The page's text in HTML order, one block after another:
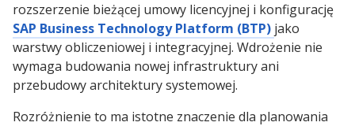
rozszerzenie bieżącej umowy licencyjnej i konfigurację
SAP Business Technology Platform (BTP) jako
warstwy obliczeniowej i integracyjnej. Wdrożenie nie
wymaga budowania nowej infrastruktury ani
przebudowy architektury systemowej.
Rozróżnienie to ma istotne znaczenie dla planowania